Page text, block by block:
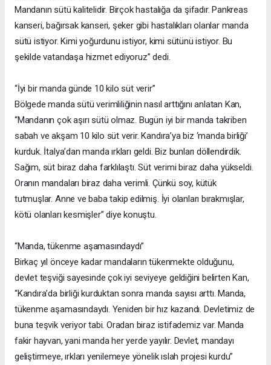
Mandanın sütü kalitelidir. Birçok hastalığa da şifadır. Pankreas
kanseri, bağırsak kanseri, şeker gibi hastalıkları olanlar manda
sütü istiyor. Kimi yoğurdunu istiyor, kimi sütünü istiyor. Bu
şekilde vatandaşa hizmet ediyoruz” dedi.
“İyi bir manda günde 10 kilo süt verir”
Bölgede manda sütü verimliliğinin nasıl arttığını anlatan Kan,
“Mandanın çok aşırı sütü olmaz. Bugün iyi bir manda takriben
sabah ve akşam 10 kilo süt verir. Kandıra’ya biz ‘manda birliği’
kurduk. İtalya’dan manda ırkları geldi. Biz bunları döllendirdik.
Sağım, süt biraz daha farklılaştı. Süt verimi biraz daha yükseldi.
Oranın mandaları biraz daha verimli. Çünkü soy, kütük
tutmuşlar. Anne ve baba takip edilmiş. İyi olanları bırakmışlar,
kötü olanları kesmişler” diye konuştu.
“Manda, tükenme aşamasındaydı”
Birkaç yıl önceye kadar mandaların tükenmekte olduğunu,
devlet teşviği sayesinde çok iyi seviyeye geldiğini belirten Kan,
“Kandıra’da birliği kurduktan sonra manda sayısı arttı. Manda,
tükenme aşamasındaydı. Yeniden bir hız kazandı. Devletimiz de
buna teşvik veriyor tabi. Oradan biraz istifademiz var. Manda
fakir hayvan, yani manda her yerde yayılır. Devlet, mandayı
geliştirmeye, ırkları yenilemeye yönelik ıslah projesi kurdu”